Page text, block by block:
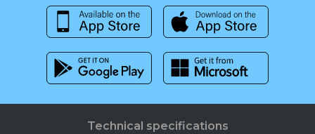
Technical specifications